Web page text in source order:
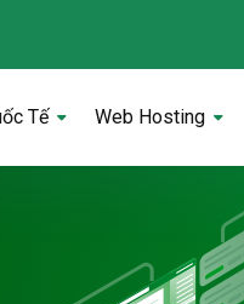
Tế Web Hosting